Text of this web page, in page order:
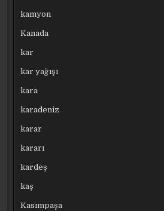
kamyon
Kanada
kar
kar yağışı
kara
karadeniz
karar
kararı
kardeş
kaş
Kasımpaşa